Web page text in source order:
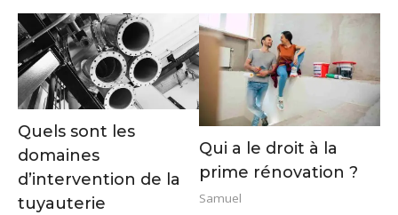
Quels sont les
domaines
d’intervention de la
tuyauterie
Qui a le droit à la
prime rénovation ?
Samuel